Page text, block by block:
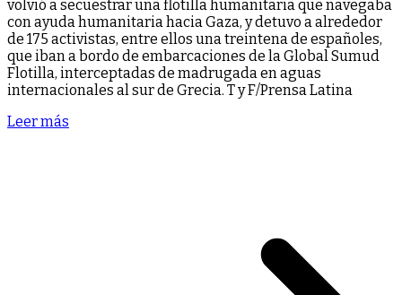
volvió a secuestrar una flotilla humanitaria que navegaba
con ayuda humanitaria hacia Gaza, y detuvo a alrededor
de 175 activistas, entre ellos una treintena de españoles,
que iban a bordo de embarcaciones de la Global Sumud
Flotilla, interceptadas de madrugada en aguas
internacionales al sur de Grecia. T y F/Prensa Latina
Leer más